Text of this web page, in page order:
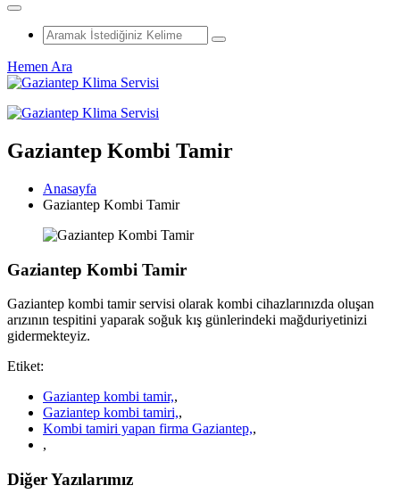
Hemen Ara
Gaziantep Kombi Tamir
Anasayfa
Gaziantep Kombi Tamir
Gaziantep Kombi Tamir
Gaziantep kombi tamir servisi olarak kombi cihazlarınızda oluşan
arızının tespitini yaparak soğuk kış günlerindeki mağduriyetinizi
gidermekteyiz.
Etiket:
Gaziantep kombi tamir,,
Gaziantep kombi tamiri,,
Kombi tamiri yapan firma Gaziantep,,
,
Diğer Yazılarımız